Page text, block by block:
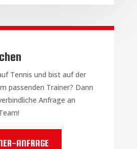
Tennis und bist auf der
passenden Trainer? Dann
Anfrage an
ANFRAGE